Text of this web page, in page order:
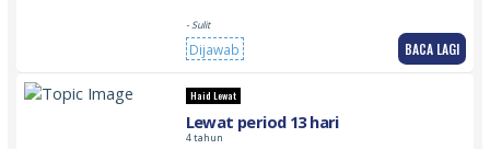
- Sulit
Dijawab BACA LAGI
Haid Lewat
Lewat period 13 hari
4 tahun